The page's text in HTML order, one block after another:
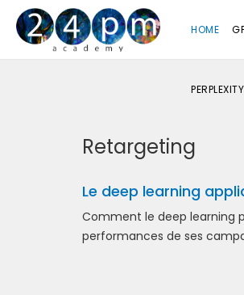
HOME
PERPLEXITY
Retargeting
Le deep learning
Comment le deep learning
performances de ses